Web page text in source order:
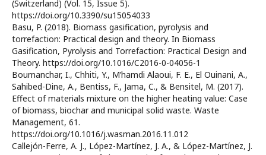
(Switzerland) (Vol. 15, Issue 5).
https://doi.org/10.3390/su15054033
Basu, P. (2018). Biomass gasification, pyrolysis and
torrefaction: Practical design and theory. In Biomass
Gasification, Pyrolysis and Torrefaction: Practical Design and
Theory. https://doi.org/10.1016/C2016-0-04056-1
Boumanchar, I., Chhiti, Y., M’hamdi Alaoui, F. E., El Ouinani, A.,
Sahibed-Dine, A., Bentiss, F., Jama, C., & Bensitel, M. (2017).
Effect of materials mixture on the higher heating value: Case
of biomass, biochar and municipal solid waste. Waste
Management, 61.
https://doi.org/10.1016/j.wasman.2016.11.012
Callejón-Ferre, A. J., López-Martínez, J. A., & López-Martínez, J.